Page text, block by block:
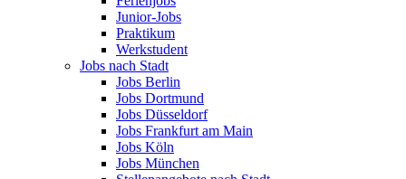
Junior-Jobs
Praktikum
Werkstudent
Jobs nach Stadt
Jobs Berlin
Jobs Dortmund
Jobs Düsseldorf
Jobs Frankfurt am Main
Jobs Köln
Jobs München